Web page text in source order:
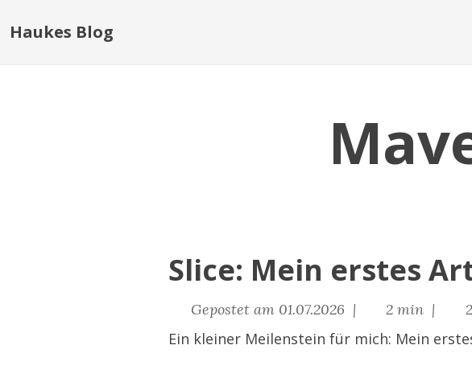
Haukes Blog
Slice: Mein erstes
Gepostet am 01.07.2026 | 2 min |
Ein kleiner Meilenstein für mich: Mein